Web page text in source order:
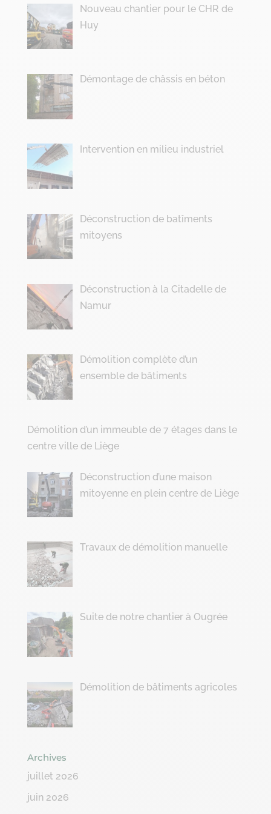
Nouveau chantier pour le CHR de
Huy
Démontage de châssis en béton
Intervention en milieu industriel
Déconstruction de batîments
mitoyens
Déconstruction à la Citadelle de
Namur
Démolition complète d’un
ensemble de bâtiments
Démolition d’un immeuble de 7 étages dans le
centre ville de Liège
Déconstruction d’une maison
mitoyenne en plein centre de Liège
Travaux de démolition manuelle
Suite de notre chantier à Ougrée
Démolition de bâtiments agricoles
Archives
juillet 2026
juin 2026